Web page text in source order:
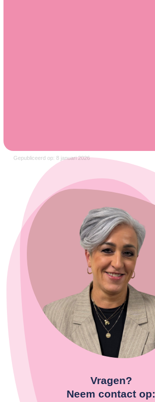
Gepubliceerd op: 8 januari 2026
Vragen?
Neem contact op: